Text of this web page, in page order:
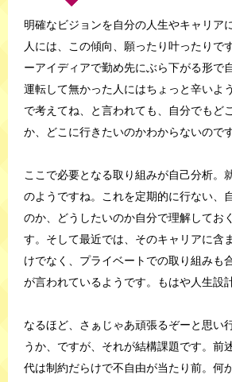
明確なビジョンを自分の人生やキャリア
人には、この傾向、願ったり叶ったりで
ーアイディアで勤め先にぶら下がる形で
運転して無かった人にはちょっと辛いよ
で考えてね、と言われても、自分でもど
か、どこに行きたいのかわからないので
ここで必要となる取り組みが自己分析。
のようですね。これを定期的に行ない、
のか、どうしたいのか自分で理解してお
す。そして最近では、そのキャリアに含
けでなく、プライベートでの取り組みも
が言われているようです。もはや人生設
なるほど、さぁじゃあ頑張るぞーと思い
うか、ですが、それが結構課題です。前
代は制約だらけで不自由が当たり前。何